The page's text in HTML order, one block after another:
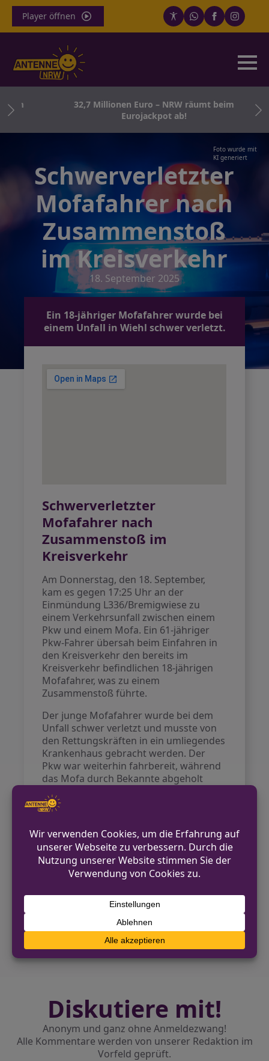
Player öffnen
32,7 Millionen Euro – NRW räumt beim
Eurojackpot ab!
Foto wurde mit
KI generiert
Schwerverletzter
Mofafahrer nach
Zusammenstoß
im Kreisverkehr
18. September 2025
Ein 18-jähriger Mofafahrer wurde bei
einem Unfall in Wiehl schwer verletzt.
Schwerverletzter
Mofafahrer nach
Zusammenstoß im
Kreisverkehr
Am Donnerstag, den 18. September,
kam es gegen 17:25 Uhr an der
Einmündung L336/Bremigwiese zu
einem Verkehrsunfall zwischen einem
Pkw und einem Mofa. Ein 61-jähriger
Pkw-Fahrer übersah beim Einfahren in
den Kreisverkehr den bereits im
Kreisverkehr befindlichen 18-jährigen
Mofafahrer, was zu einem
Zusammenstoß führte.
Der junge Mofafahrer wurde bei dem
Unfall schwer verletzt und musste von
den Rettungskräften in ein umliegendes
Krankenhaus gebracht werden. Der
Pkw war weiterhin fahrbereit, während
das Mofa durch Bekannte abgeholt
beläuft sich auf einen vierstelligen
Betrag.
VORHERIGER BEITRAG
Kranenburger und Genneper Feuerwehr
NÄCHSTER BEITRAG
Bundespolizei vollstreckt Haftbefehle
während Grenzkontrollen
Diskutiere mit!
Anonym und ganz ohne Anmeldezwang!
Alle Kommentare werden von unserer Redaktion im
Vorfeld geprüft.